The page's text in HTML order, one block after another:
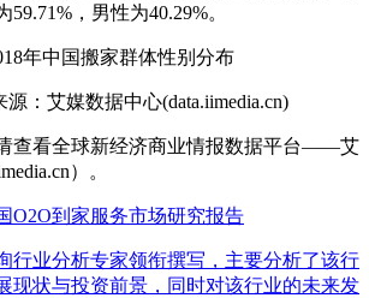
，男性为40.29%。
艾媒数据中心(data.iimedia.cn)
看全球新经济商业情报数据平台——艾
）。
O2O到家服务市场研究报告
行业分析专家领衔撰写，主要分析了该行
现状与投资前景，同时对该行业的未来发